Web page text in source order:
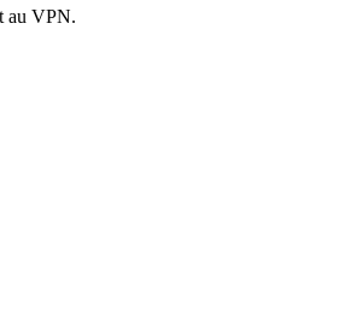
au VPN.